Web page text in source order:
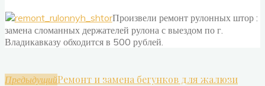
Произвели ремонт рулонных штор :
замена сломанных держателей рулона с выездом по г.
Владикавказу обходится в 500 рублей.
ПредыдущийРемонт и замена бегунков для жалюзи